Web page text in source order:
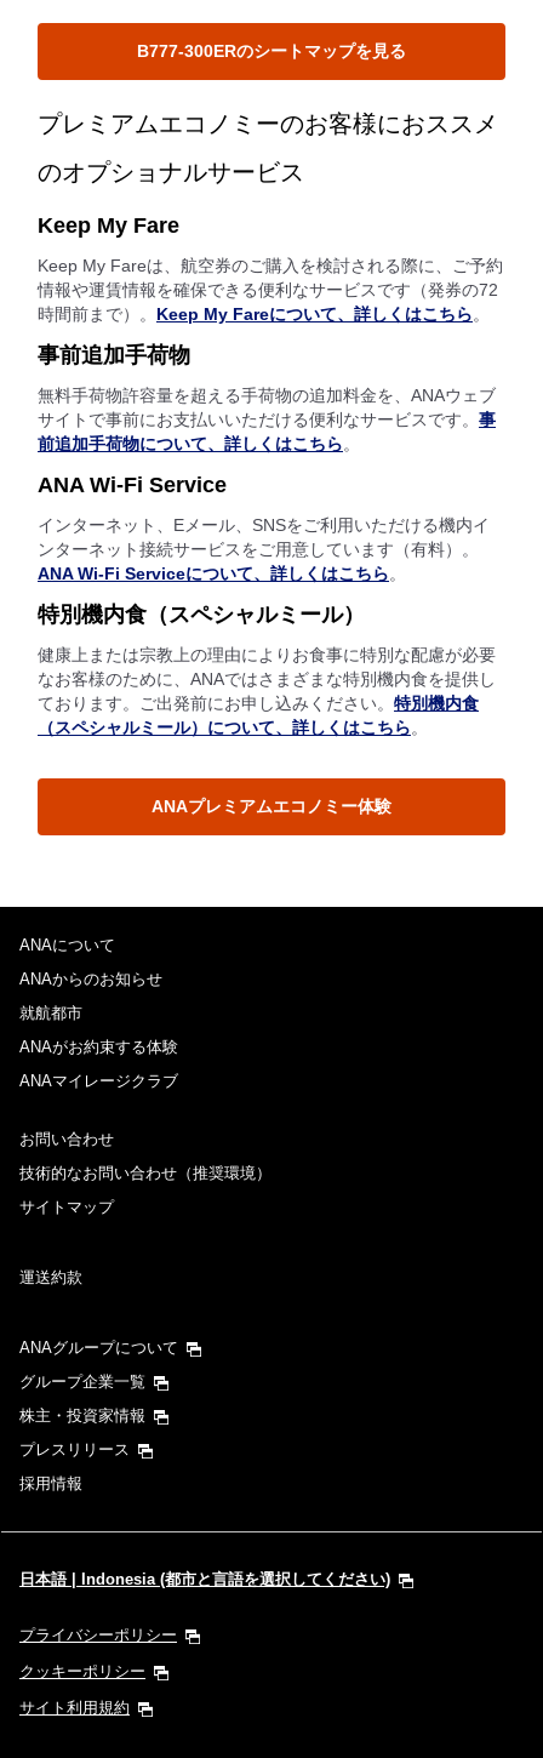
B777-300ERのシートマップを見る
プレミアムエコノミーのお客様におススメ
のオプショナルサービス
Keep My Fare
Keep My Fareは、航空券のご購入を検討される際に、ご予約
情報や運賃情報を確保できる便利なサービスです（発券の72
時間前まで）。 Keep My Fareについて、詳しくはこちら。
事前追加手荷物
無料手荷物許容量を超える手荷物の追加料金を、ANAウェブ
サイトで事前にお支払いいただける便利なサービスです。 事
前追加手荷物について、詳しくはこちら。
ANA Wi-Fi Service
インターネット、Eメール、SNSをご利用いただける機内イ
ンターネット接続サービスをご用意しています（有料）。
ANA Wi-Fi Serviceについて、詳しくはこちら。
特別機内食（スペシャルミール）
健康上または宗教上の理由によりお食事に特別な配慮が必要
なお客様のために、ANAではさまざまな特別機内食を提供し
ております。ご出発前にお申し込みください。 特別機内食
（スペシャルミール）について、詳しくはこちら。
ANAプレミアムエコノミー体験
ANAについて
ANAからのお知らせ
就航都市
ANAがお約束する体験
ANAマイレージクラブ
お問い合わせ
技術的なお問い合わせ（推奨環境）
サイトマップ
運送約款
ANAグループについて
グループ企業一覧
株主・投資家情報
プレスリリース
採用情報
日本語 | Indonesia (都市と言語を選択してください)
プライバシーポリシー
クッキーポリシー
サイト利用規約